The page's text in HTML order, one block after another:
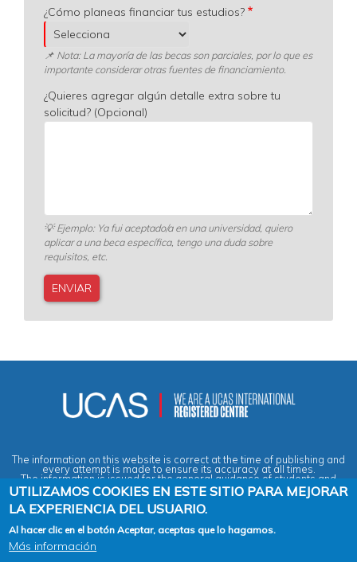
¿Cómo planeas financiar tus estudios?
📌 Nota: La mayoría de las becas son parciales, por lo que es
importante considerar otras fuentes de financiamiento.
¿Quieres agregar algún detalle extra sobre tu
solicitud? (Opcional)
💡Ejemplo: Ya fui aceptado/a en una universidad, quiero
aplicar a una beca específica, tengo una duda sobre
requisitos, etc.
The information on this website is correct at the time of publishing and
every attempt is made to ensure its accuracy at all times.
The information is issued for the general guidance of students and
does not form part of any contract or guarantee.
Privacy & Data Protection Policy|Cookies Policy|Anti-Slavery &
Human Trafficking Statement Terms & Conditions
UTILIZAMOS COOKIES EN ESTE SITIO PARA MEJORAR
LA EXPERIENCIA DEL USUARIO.
Al hacer clic en el botón Aceptar, aceptas que lo hagamos.
Más información